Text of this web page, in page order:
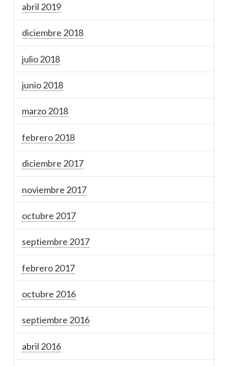
abril 2019
diciembre 2018
julio 2018
junio 2018
marzo 2018
febrero 2018
diciembre 2017
noviembre 2017
octubre 2017
septiembre 2017
febrero 2017
octubre 2016
septiembre 2016
abril 2016